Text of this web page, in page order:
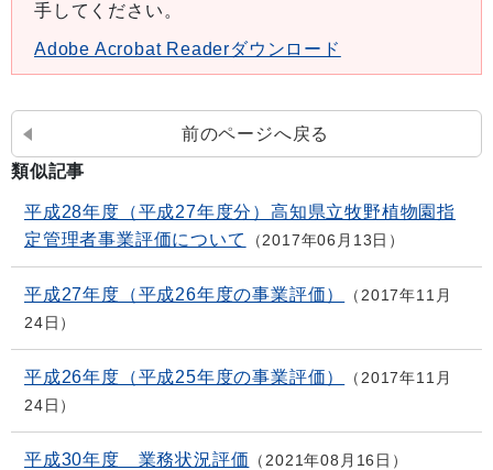
手してください。
Adobe Acrobat Readerダウンロード
前のページへ戻る
類似記事
平成28年度（平成27年度分）高知県立牧野植物園指
定管理者事業評価について
2017年06月13日
平成27年度（平成26年度の事業評価）
2017年11月
24日
平成26年度（平成25年度の事業評価）
2017年11月
24日
平成30年度 業務状況評価 2021年08月16日